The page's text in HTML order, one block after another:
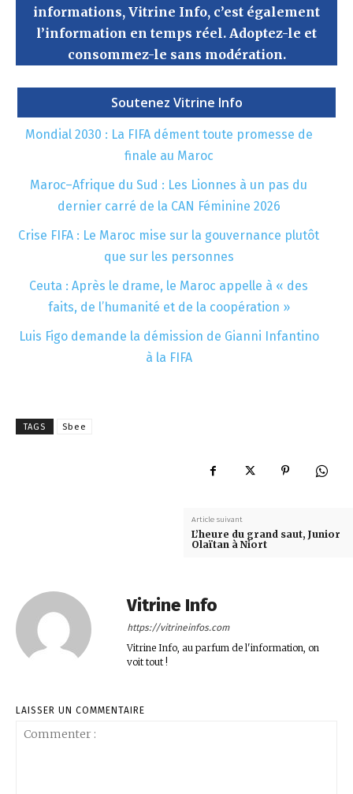
informations, Vitrine Info, c’est également
l’information en temps réel. Adoptez-le et
consommez-le sans modération.
Soutenez Vitrine Info
Mondial 2030 : La FIFA dément toute promesse de
finale au Maroc
Maroc–Afrique du Sud : Les Lionnes à un pas du
dernier carré de la CAN Féminine 2026
Crise FIFA : Le Maroc mise sur la gouvernance plutôt
que sur les personnes
Ceuta : Après le drame, le Maroc appelle à « des
faits, de l’humanité et de la coopération »
Luis Figo demande la démission de Gianni Infantino
à la FIFA
TAGS Sbee
Article suivant
L’heure du grand saut, Junior
Olaïtan à Niort
Vitrine Info
https://vitrineinfos.com
Vitrine Info, au parfum de l'information, on
voit tout !
LAISSER UN COMMENTAIRE